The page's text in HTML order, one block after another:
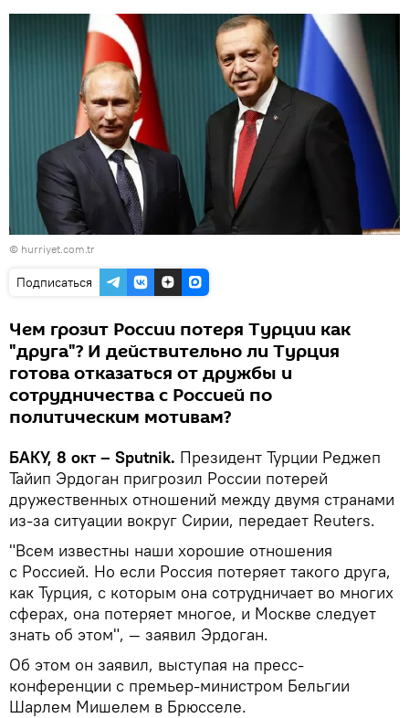
© hurriyet.com.tr
Подписаться
Чем грозит России потеря Турции как
"друга"? И действительно ли Турция
готова отказаться от дружбы и
сотрудничества с Россией по
политическим мотивам?
БАКУ, 8 окт – Sputnik. Президент Турции Реджеп
Тайип Эрдоган пригрозил России потерей
дружественных отношений между двумя странами
из-за ситуации вокруг Сирии, передает Reuters.
"Всем известны наши хорошие отношения
с Россией. Но если Россия потеряет такого друга,
как Турция, с которым она сотрудничает во многих
сферах, она потеряет многое, и Москве следует
знать об этом", — заявил Эрдоган.
Об этом он заявил, выступая на пресс-
конференции с премьер-министром Бельгии
Шарлем Мишелем в Брюсселе.